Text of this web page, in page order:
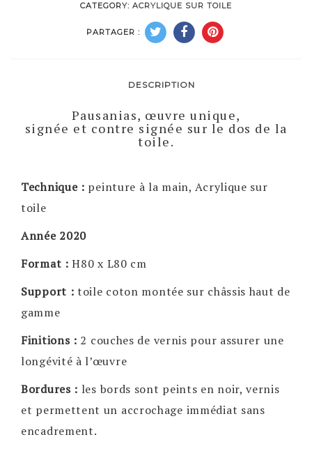
CATEGORY: ACRYLIQUE SUR TOILE
PARTAGER :
DESCRIPTION
Pausanias, œuvre unique,
signée et contre signée sur le dos de la
toile.
Technique : peinture à la main, Acrylique sur
toile
Année 2020
Format : H80 x L80 cm
Support : toile coton montée sur châssis haut de
gamme
Finitions : 2 couches de vernis pour assurer une
longévité à l’œuvre
Bordures : les bords sont peints en noir, vernis
et permettent un accrochage immédiat sans
encadrement.